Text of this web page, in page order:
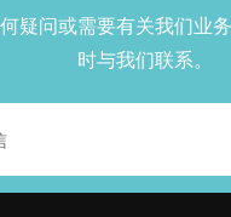
疑问或需要有关我们业
时与我们联系。